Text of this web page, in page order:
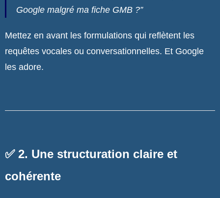
Google malgré ma fiche GMB ?”
Mettez en avant les formulations qui reflètent les
requêtes vocales ou conversationnelles. Et Google
les adore.
✅ 2. Une structuration claire et
cohérente